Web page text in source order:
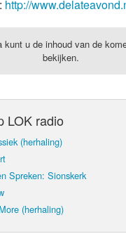
http://
kunt u de inhoud van de
bekijken.
LOK radio
(herhaling)
Spreken: Sionskerk
(herhaling)